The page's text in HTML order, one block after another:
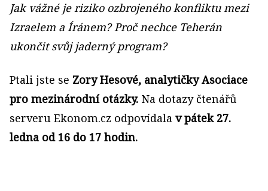
Jak vážné je riziko ozbrojeného konfliktu mezi
Izraelem a Íránem? Proč nechce Teherán
ukončit svůj jaderný program?
Ptali jste se Zory Hesové, analytičky Asociace
pro mezinárodní otázky. Na dotazy čtenářů
serveru Ekonom.cz odpovídala v pátek 27.
ledna od 16 do 17 hodin.